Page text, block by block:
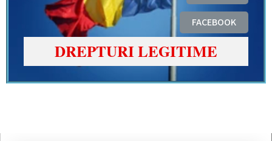
FACEBOOK
DREPTURI LEGITIME